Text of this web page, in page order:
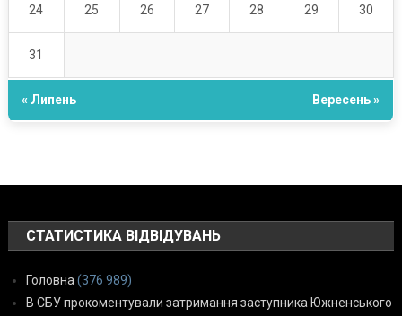
24 25 26 27 28 29 30
31
« Липень Вересень »
СТАТИСТИКА ВІДВІДУВАНЬ
Головна (376 989)
В СБУ прокоментували затримання заступника Южненського